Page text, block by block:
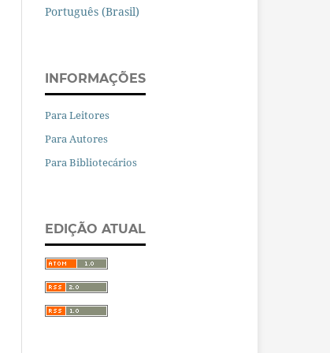
Português (Brasil)
INFORMAÇÕES
Para Leitores
Para Autores
Para Bibliotecários
EDIÇÃO ATUAL